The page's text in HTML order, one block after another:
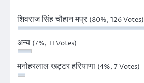
शिवराज सिंह चौहान मप्र (80%, 126 Votes)
अन्य (7%, 11 Votes)
मनोहरलाल खट्टर हरियाणा (4%, 7 Votes)